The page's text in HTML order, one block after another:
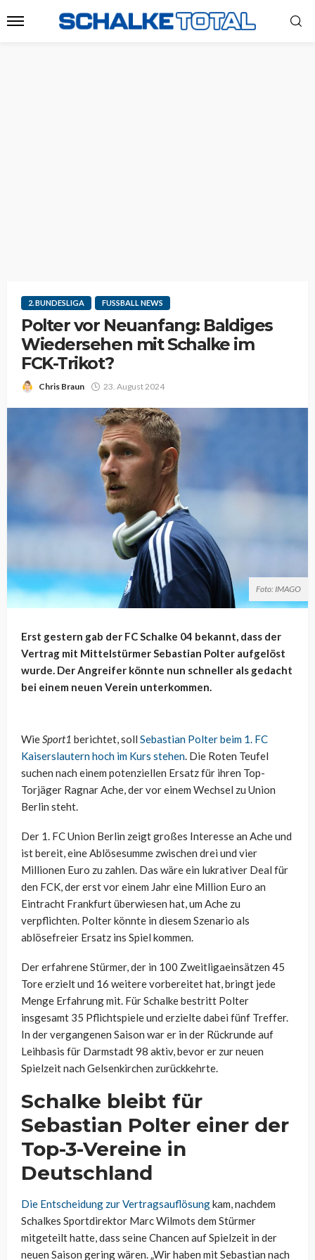
2. BUNDESLIGA FUSSBALL NEWS
Polter vor Neuanfang: Baldiges
Wiedersehen mit Schalke im
FCK-Trikot?
Chris Braun 23. August 2024
Foto: IMAGO
Erst gestern gab der FC Schalke 04 bekannt, dass der
Vertrag mit Mittelstürmer Sebastian Polter aufgelöst
wurde. Der Angreifer könnte nun schneller als gedacht
bei einem neuen Verein unterkommen.
WieSport1 berichtet, soll Sebastian Polter beim 1. FC
Kaiserslautern hoch im Kurs stehen. Die Roten Teufel
suchen nach einem potenziellen Ersatz für ihren Top-
Torjäger Ragnar Ache, der vor einem Wechsel zu Union
Berlin steht.
Der 1. FC Union Berlin zeigt großes Interesse an Ache und
ist bereit, eine Ablösesumme zwischen drei und vier
Millionen Euro zu zahlen. Das wäre ein lukrativer Deal für
den FCK, der erst vor einem Jahr eine Million Euro an
Eintracht Frankfurt überwiesen hat, um Ache zu
verpflichten. Polter könnte in diesem Szenario als
ablösefreier Ersatz ins Spiel kommen.
Der erfahrene Stürmer, der in 100 Zweitligaeinsätzen 45
Tore erzielt und 16 weitere vorbereitet hat, bringt jede
Menge Erfahrung mit. Für Schalke bestritt Polter
insgesamt 35 Pflichtspiele und erzielte dabei fünf Treffer.
In der vergangenen Saison war er in der Rückrunde auf
Leihbasis für Darmstadt 98 aktiv, bevor er zur neuen
Spielzeit nach Gelsenkirchen zurückkehrte.
Schalke bleibt für
Sebastian Polter einer der
Top-3-Vereine in
Deutschland
Die Entscheidung zur Vertragsauflösungkam, nachdem
Schalkes Sportdirektor Marc Wilmots dem Stürmer
mitgeteilt hatte, dass seine Chancen auf Spielzeit in der
neuen Saison gering wären. „Wir haben mit Sebastian nach